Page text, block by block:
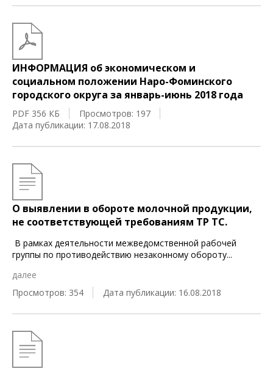
ИНФОРМАЦИЯ об экономическом и
социальном положении Наро-Фоминского
городского округа за январь-июнь 2018 года
PDF 356 КБ
Просмотров: 197
Дата публикации: 17.08.2018
О выявлении в обороте молочной продукции,
не соответствующей требованиям ТР ТС.
В рамках деятельности межведомственной рабочей
группы по противодействию незаконному обороту...
далее
Просмотров: 354
Дата публикации: 16.08.2018